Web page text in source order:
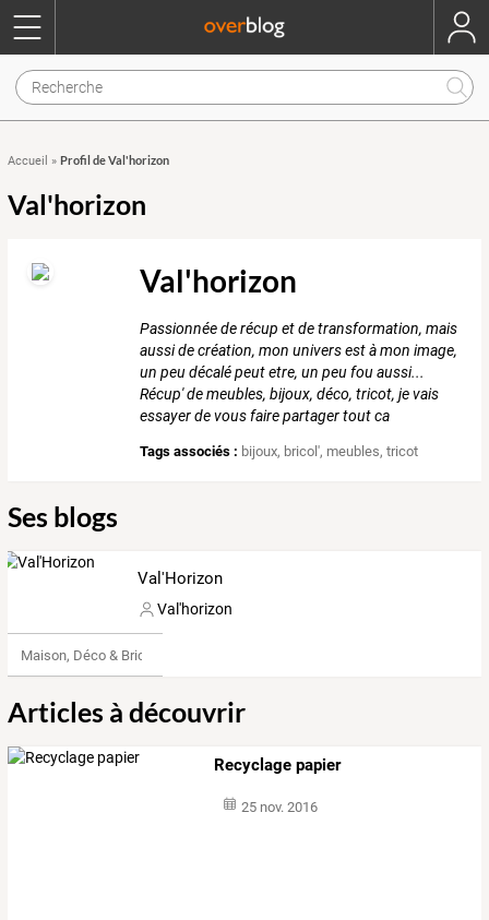
Accueil » Profil de Val'horizon
Val'horizon
Val'horizon
Passionnée de récup et de transformation, mais
aussi de création, mon univers est à mon image,
un peu décalé peut etre, un peu fou aussi...
Récup' de meubles, bijoux, déco, tricot, je vais
essayer de vous faire partager tout ca
Tags associés : bijoux, bricol', meubles,tricot
Ses blogs
Val'Horizon
Val'horizon
Maison, Déco & Bricolage
Articles à découvrir
Recyclage papier
25 nov. 2016